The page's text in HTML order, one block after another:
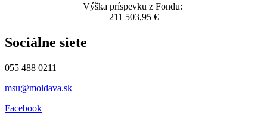
Výška príspevku z Fondu:
211 503,95 €
Sociálne siete
055 488 0211
msu@moldava.sk
Facebook